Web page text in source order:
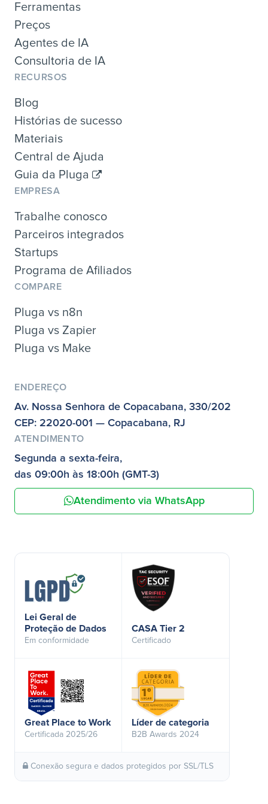
Ferramentas
Preços
Agentes de IA
Consultoria de IA
RECURSOS
Blog
Histórias de sucesso
Materiais
Central de Ajuda
Guia da Pluga
EMPRESA
Trabalhe conosco
Parceiros integrados
Startups
Programa de Afiliados
COMPARE
Pluga vs n8n
Pluga vs Zapier
Pluga vs Make
ENDEREÇO
Av. Nossa Senhora de Copacabana, 330/202
CEP: 22020-001 — Copacabana, RJ
ATENDIMENTO
Segunda a sexta-feira,
das 09:00h às 18:00h (GMT-3)
Atendimento via WhatsApp
Lei Geral de
Proteção de Dados
Em conformidade
CASA Tier 2
Certificado
Great Place to Work
Certificada 2025/26
Líder de categoria
B2B Awards 2024
Conexão segura e dados protegidos por SSL/TLS